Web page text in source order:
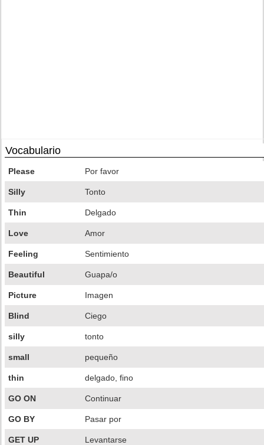
Vocabulario
Please Por favor
Silly Tonto
Thin Delgado
Love Amor
Feeling Sentimiento
Beautiful Guapa/o
Picture Imagen
Blind Ciego
silly tonto
small pequeño
thin delgado, fino
GO ON Continuar
GO BY Pasar por
GET UP Levantarse